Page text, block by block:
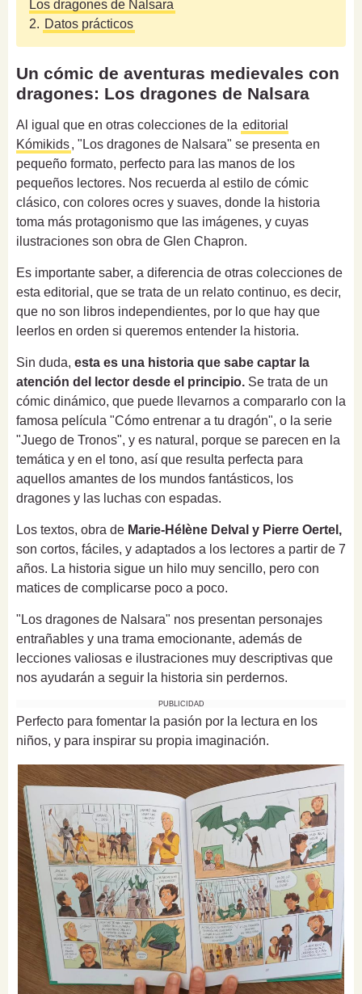
Los dragones de Nalsara
2. Datos prácticos
Un cómic de aventuras medievales con
dragones: Los dragones de Nalsara
Al igual que en otras colecciones de la editorial
Kómikids, "Los dragones de Nalsara" se presenta en
pequeño formato, perfecto para las manos de los
pequeños lectores. Nos recuerda al estilo de cómic
clásico, con colores ocres y suaves, donde la historia
toma más protagonismo que las imágenes, y cuyas
ilustraciones son obra de Glen Chapron.
Es importante saber, a diferencia de otras colecciones de
esta editorial, que se trata de un relato continuo, es decir,
que no son libros independientes, por lo que hay que
leerlos en orden si queremos entender la historia.
Sin duda, esta es una historia que sabe captar la
atención del lector desde el principio. Se trata de un
cómic dinámico, que puede llevarnos a compararlo con la
famosa película "Cómo entrenar a tu dragón", o la serie
"Juego de Tronos", y es natural, porque se parecen en la
temática y en el tono, así que resulta perfecta para
aquellos amantes de los mundos fantásticos, los
dragones y las luchas con espadas.
Los textos, obra de Marie-Hélène Delval y Pierre Oertel,
son cortos, fáciles, y adaptados a los lectores a partir de 7
años. La historia sigue un hilo muy sencillo, pero con
matices de complicarse poco a poco.
"Los dragones de Nalsara" nos presentan personajes
entrañables y una trama emocionante, además de
lecciones valiosas e ilustraciones muy descriptivas que
nos ayudarán a seguir la historia sin perdernos.
PUBLICIDAD
Perfecto para fomentar la pasión por la lectura en los
niños, y para inspirar su propia imaginación.